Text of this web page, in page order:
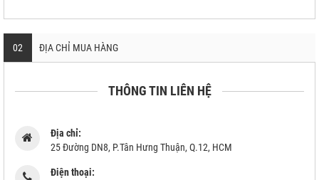
02 ĐỊA CHỈ MUA HÀNG
THÔNG TIN LIÊN HỆ
Địa chỉ:
25 Đường DN8, P.Tân Hưng Thuận, Q.12, HCM
Điện thoại: